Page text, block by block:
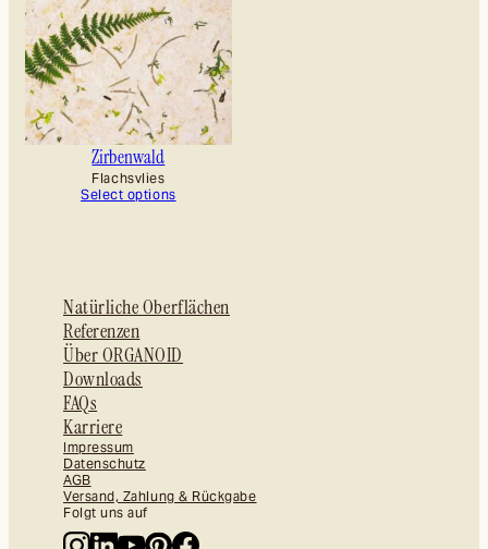
Zirbenwald
Flachsvlies
Select options
Natürliche Oberflächen
Referenzen
Über ORGANOID
Downloads
FAQs
Karriere
Impressum
Datenschutz
AGB
Versand, Zahlung & Rückgabe
Folgt uns auf